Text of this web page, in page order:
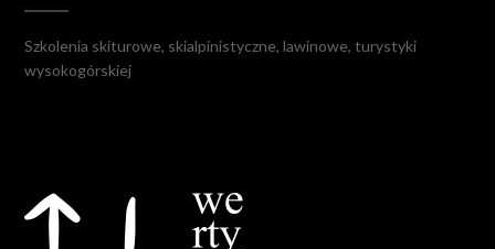
Szkolenia skiturowe, skialpinistyczne, lawinowe, turystyki
wysokogórskiej